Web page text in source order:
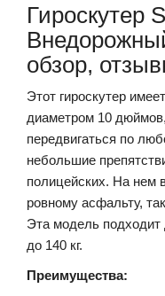
Гироскутер
обзор,
Этот гироскутер
диаметром 10
передвигаться по
небольшие
полицейских. На нем
ровному асфальту,
Эта модель подходит
до 140 кг.
Преимущества: